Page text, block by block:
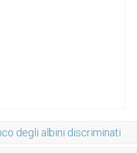
degli albini discriminati